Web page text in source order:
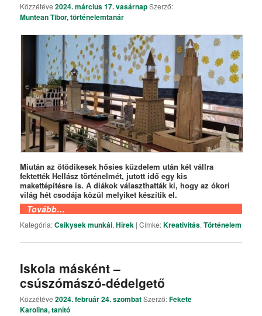
Közzétéve2024. március 17. vasárnapSzerző:
Muntean Tibor, történelemtanár
Miután az ötödikesek hősies küzdelem után két vállra
fektették Hellász történelmét, jutott idő egy kis
makettépítésre is. A diákok választhatták ki, hogy az ókori
világ hét csodája közül melyiket készítik el.
Tovább…
Kategória:Csikysek munkái,Hírek |Címke:Kreativitás,Történelem
Iskola másként –
csúszómászó-dédelgető
Közzétéve2024. február 24. szombatSzerző:Fekete
Karolina, tanító